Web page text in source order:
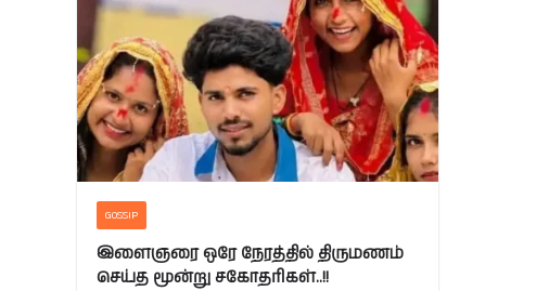
GOSSIP
இளைஞரை ஒரே நேரத்தில் திருமணம்
செய்த மூன்று சகோதரிகள்..!!